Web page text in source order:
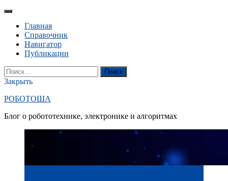
Перейти
содержанию
Главная
Справочник
Навигатор
Публикации
YouTube
Вконтакте
RSS
Поиск
Найти:
Закрыть
РОБОТОША
Блог о робототехнике, электронике и алгоритмах